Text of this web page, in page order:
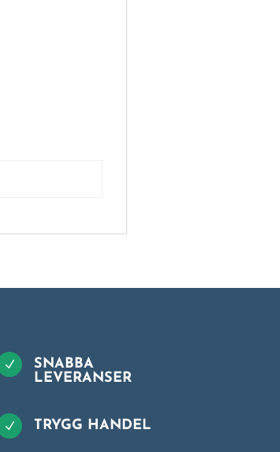
N
SNABBA
LEVERANSER
N TRYGG HANDEL